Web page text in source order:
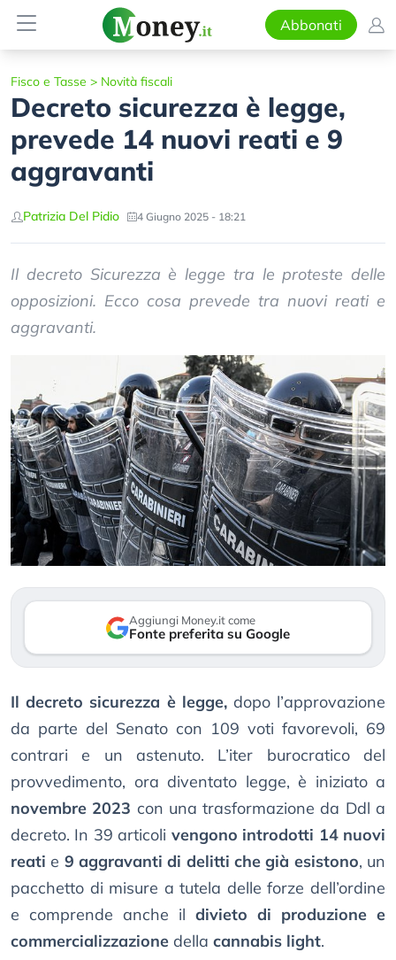
Abbonati
Fisco e Tasse > Novità fiscali
Decreto sicurezza è legge,
prevede 14 nuovi reati e 9
aggravanti
Patrizia Del Pidio 4 Giugno 2025 - 18:21
Il decreto Sicurezza è legge tra le proteste delle
opposizioni. Ecco cosa prevede tra nuovi reati e
aggravanti.
Aggiungi Money.it come
Fonte preferita su Google
Il decreto sicurezza è legge,dopo l’approvazione
da parte del Senato con 109 voti favorevoli, 69
contrari e un astenuto. L’iter burocratico del
provvedimento, ora diventato legge, è iniziato a
novembre 2023 con una trasformazione da Ddl a
decreto. In 39 articoli vengono introdotti 14 nuovi
reati e 9 aggravanti di delitti che già esistono, un
pacchetto di misure a tutela delle forze dell’ordine
e comprende anche il divieto di produzione e
commercializzazione della cannabis light.